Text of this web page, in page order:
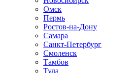
Омск
Пермь
Ростов-на-Дону
Самара
Санкт-Петербург
Смоленск
Тамбов
Тула